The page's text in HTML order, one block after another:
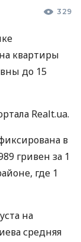
329
квартиры
до 15
Realt.ua.
в
гривен за 1
где 1
на
средняя